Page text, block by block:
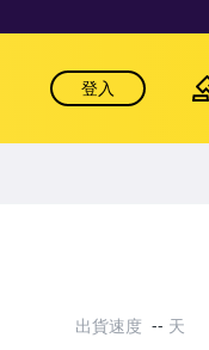
登入
出貨速度 -- 天